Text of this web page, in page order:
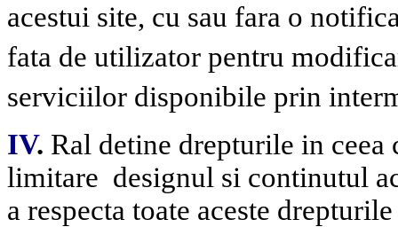
acestui site, cu sau fara o
fata de utilizator pentru
serviciilor disponibile prin
IV. Ral detine drepturile in ceea
limitare designul si continutul
a respecta toate aceste